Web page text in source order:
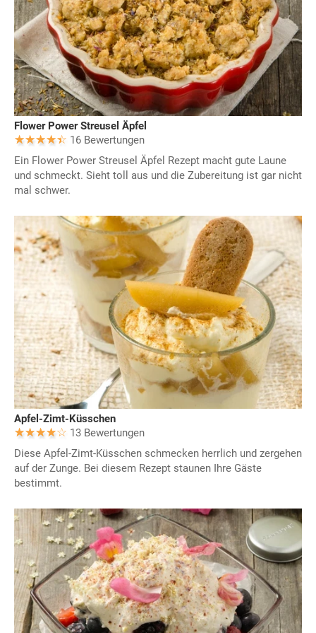
Flower Power Streusel Äpfel
16 Bewertungen
Ein Flower Power Streusel Äpfel Rezept macht gute Laune
und schmeckt. Sieht toll aus und die Zubereitung ist gar nicht
mal schwer.
Apfel-Zimt-Küsschen
13 Bewertungen
Diese Apfel-Zimt-Küsschen schmecken herrlich und zergehen
auf der Zunge. Bei diesem Rezept staunen Ihre Gäste
bestimmt.